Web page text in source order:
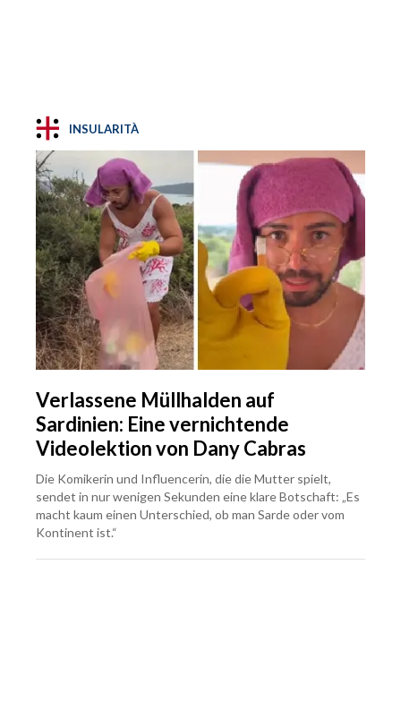
INSULARITÀ
Verlassene Müllhalden auf
Sardinien: Eine vernichtende
Videolektion von Dany Cabras
Die Komikerin und Influencerin, die die Mutter spielt,
sendet in nur wenigen Sekunden eine klare Botschaft: „Es
macht kaum einen Unterschied, ob man Sarde oder vom
Kontinent ist.“